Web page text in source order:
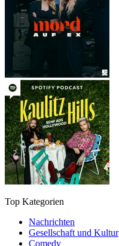
Top Kategorien
Nachrichten
Gesellschaft und Kultur
Comedy